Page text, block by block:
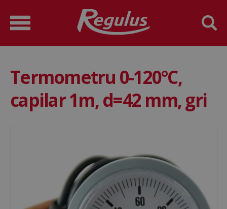
Termometru 0-120°C,
capilar 1m, d=42 mm, gri